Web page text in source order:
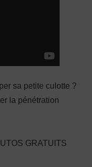
sa petite culotte ?
la pénétration
GRATUITS